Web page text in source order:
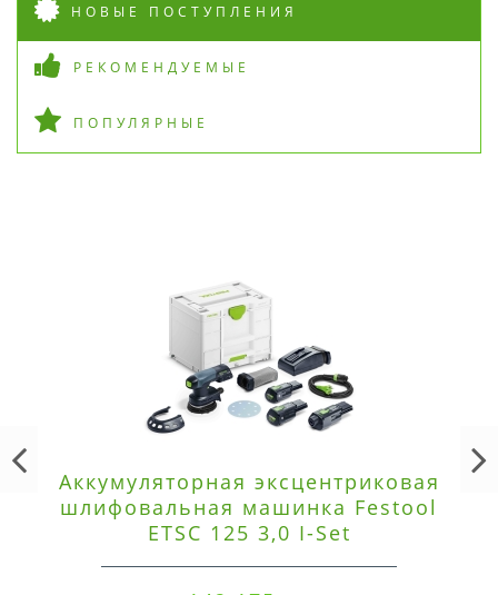
НОВЫЕ ПОСТУПЛЕНИЯ
РЕКОМЕНДУЕМЫЕ
ПОПУЛЯРНЫЕ
Аккумуляторная эксцентриковая
шлифовальная машинка Festool
ETSC 125 3,0 I-Set